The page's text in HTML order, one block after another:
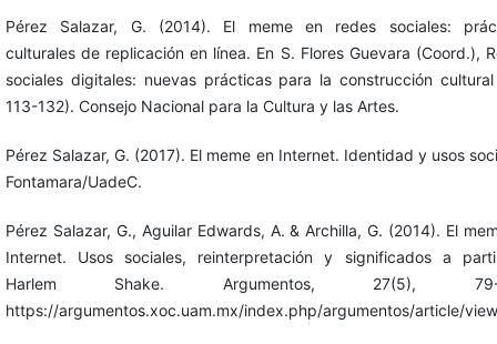
Pérez Salazar, G. (2014). El meme en redes sociales:
culturales de replicación en línea. En S. Flores Guevara (Coord.),
sociales digitales: nuevas prácticas para la construcción
113-132). Consejo Nacional para la Cultura y las Artes.
Pérez Salazar, G. (2017). El meme en Internet. Identidad y usos
Fontamara/UadeC.
Pérez Salazar, G., Aguilar Edwards, A. & Archilla, G. (2014). El
Internet. Usos sociales, reinterpretación y significados a
Harlem Shake. Argumentos, 27(5), 79-
https://argumentos.xoc.uam.mx/index.php/argumentos/article/